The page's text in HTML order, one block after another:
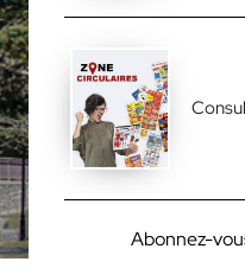
Abonnez-